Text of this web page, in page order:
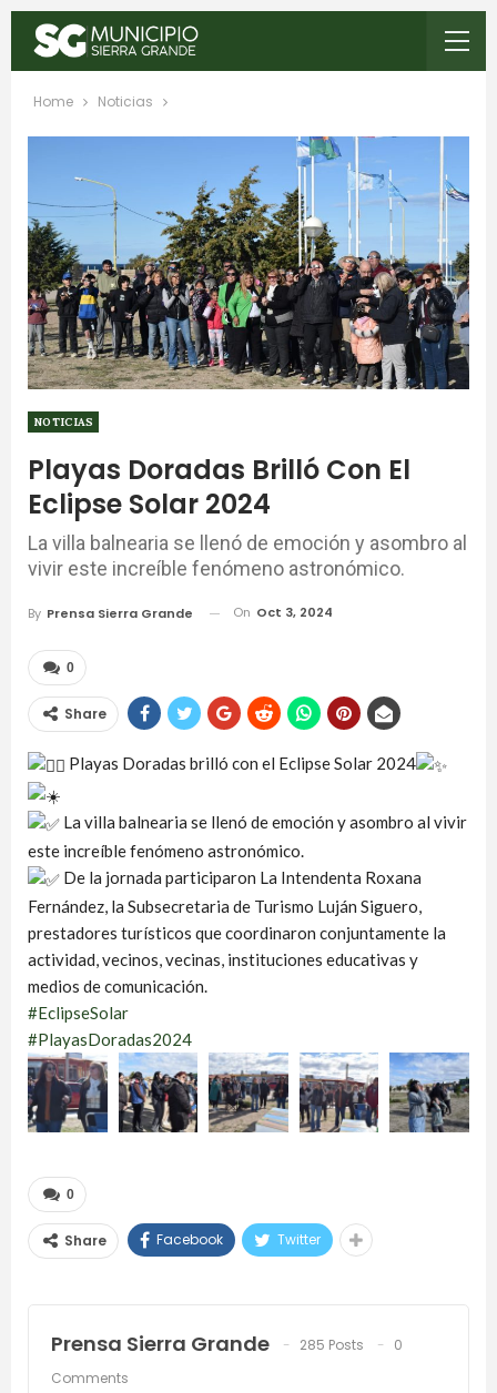
Home Noticias
NOTICIAS
Playas Doradas Brilló Con El
Eclipse Solar 2024
La villa balnearia se llenó de emoción y asombro al
vivir este increíble fenómeno astronómico.
By Prensa Sierra Grande On Oct 3, 2024
0
Share
Playas Doradas brilló con el Eclipse Solar 2024
La villa balnearia se llenó de emoción y asombro al vivir
este increíble fenómeno astronómico.
De la jornada participaron La Intendenta Roxana
Fernández, la Subsecretaria de Turismo Luján Siguero,
prestadores turísticos que coordinaron conjuntamente la
actividad, vecinos, vecinas, instituciones educativas y
medios de comunicación.
#EclipseSolar
#PlayasDoradas2024
0
Share Facebook Twitter
Prensa Sierra Grande 285 Posts
0
Comments